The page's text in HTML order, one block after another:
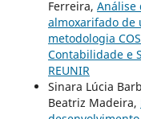
Ferreira, Análise
almoxarifado de
metodologia
Contabilidade e
REUNIR
Sinara Lúcia
Beatriz Madeira,